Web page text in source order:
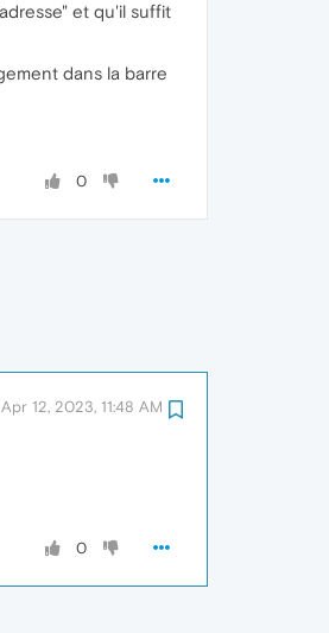
et qu'il suffit
dans la barre
0
Apr 12, 2023, 11:48 AM
0